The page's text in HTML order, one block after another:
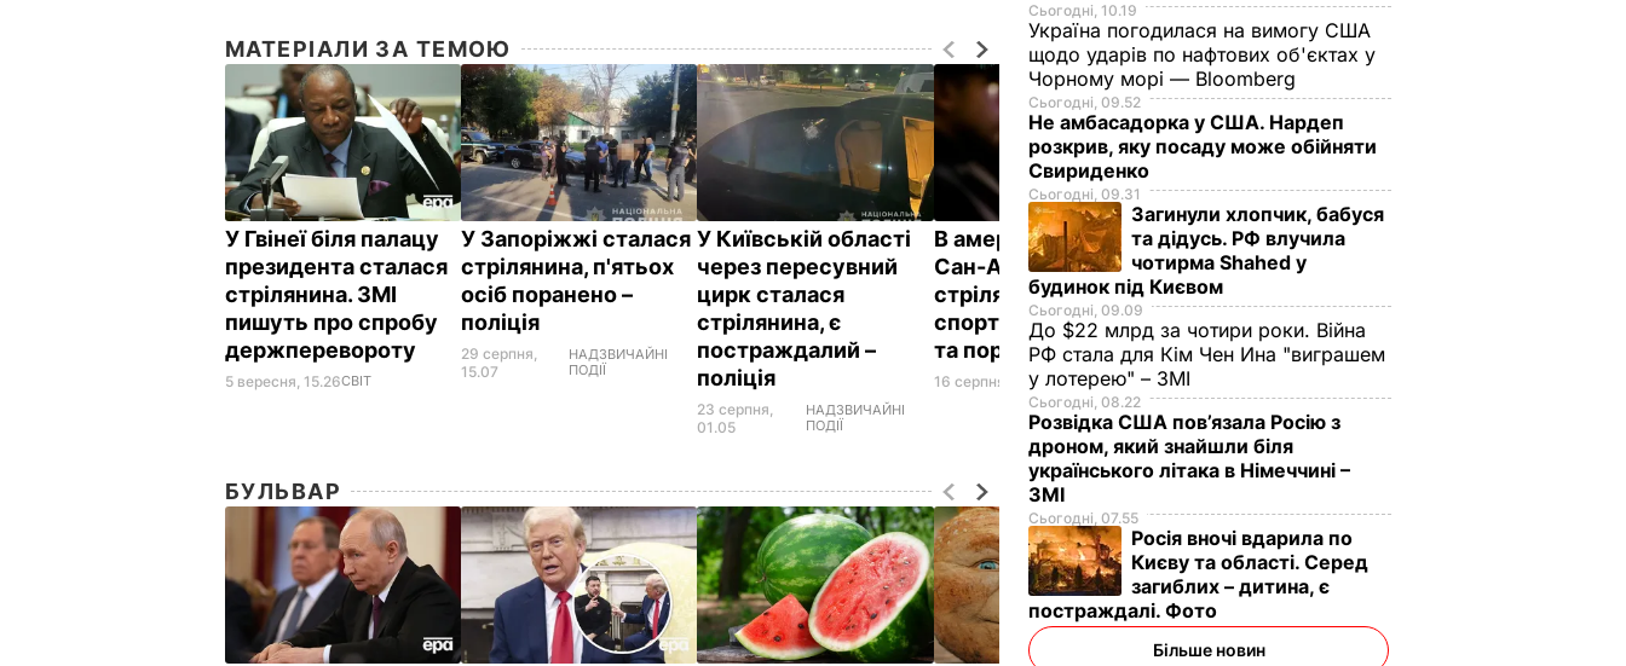
МАТЕРІАЛИ ЗА ТЕМОЮ
У Гвінеї біля палацу
президента сталася
стрілянина. ЗМІ
пишуть про спробу
держперевороту
5 вересня, 15.26СВІТ
У Запоріжжі сталася
стрілянина, п'ятьох
осіб поранено –
поліція
29 серпня,
15.07
НАДЗВИЧАЙНІ
ПОДІЇ
У Київській області
через пересувний
цирк сталася
стрілянина, є
постраждалий –
поліція
23 серпня,
01.05
НАДЗВИЧАЙНІ
ПОДІЇ
В американському
Сан-Антоніо сталася
стрілянина поблизу
спортбару, є загиблі
та поранені
16 серпня, 02.03СВІТ
БУЛЬВАР
Сьогодні, 10.19
Україна погодилася на вимогу США
щодо ударів по нафтових об'єктах у
Чорному морі — Bloomberg
Сьогодні, 09.52
Не амбасадорка у США. Нардеп
розкрив, яку посаду може обійняти
Свириденко
Сьогодні, 09.31
Загинули хлопчик, бабуся
та дідусь. РФ влучила
чотирма Shahed у
будинок під Києвом
Сьогодні, 09.09
До $22 млрд за чотири роки. Війна
РФ стала для Кім Чен Ина "виграшем
у лотерею" – ЗМІ
Сьогодні, 08.22
Розвідка США пов’язала Росію з
дроном, який знайшли біля
українського літака в Німеччині –
ЗМІ
Сьогодні, 07.55
Росія вночі вдарила по
Києву та області. Серед
загиблих – дитина, є
постраждалі. Фото
Більше новин